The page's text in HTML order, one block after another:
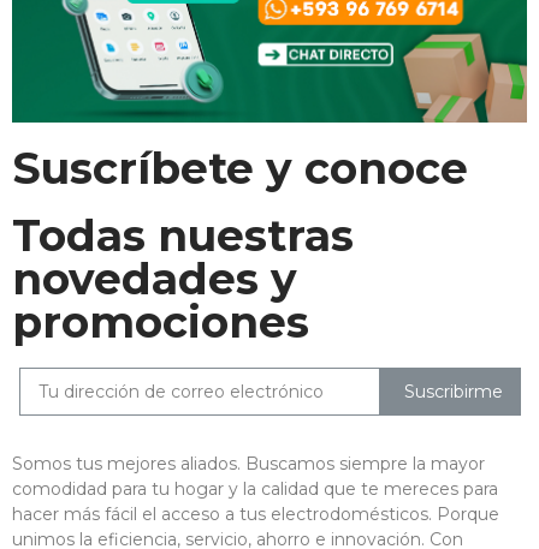
Suscríbete y conoce
Todas nuestras
novedades y
promociones
Suscribirme
Somos tus mejores aliados. Buscamos siempre la mayor
comodidad para tu hogar y la calidad que te mereces para
hacer más fácil el acceso a tus electrodomésticos. Porque
unimos la eficiencia, servicio, ahorro e innovación. Con